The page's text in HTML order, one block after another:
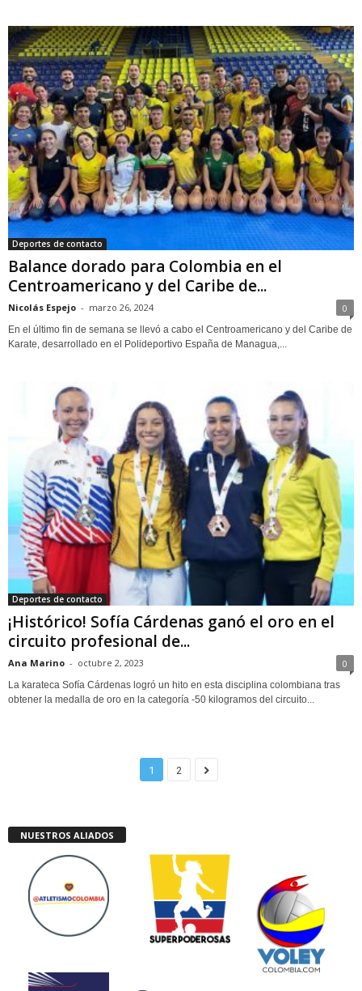
Deportes de contacto
Balance dorado para Colombia en el
Centroamericano y del Caribe de...
Nicolás Espejo - marzo 26, 2024 0
En el último fin de semana se llevó a cabo el Centroamericano y del Caribe de
Karate, desarrollado en el Polideportivo España de Managua,...
Deportes de contacto
¡Histórico! Sofía Cárdenas ganó el oro en el
circuito profesional de...
Ana Marino - octubre 2, 2023 0
La karateca Sofía Cárdenas logró un hito en esta disciplina colombiana tras
obtener la medalla de oro en la categoría -50 kilogramos del circuito...
1 2
NUESTROS ALIADOS